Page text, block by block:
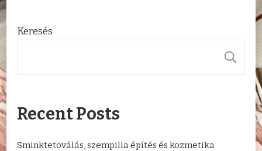
Keresés
Recent Posts
Sminktetoválás, szempilla építés és kozmetika